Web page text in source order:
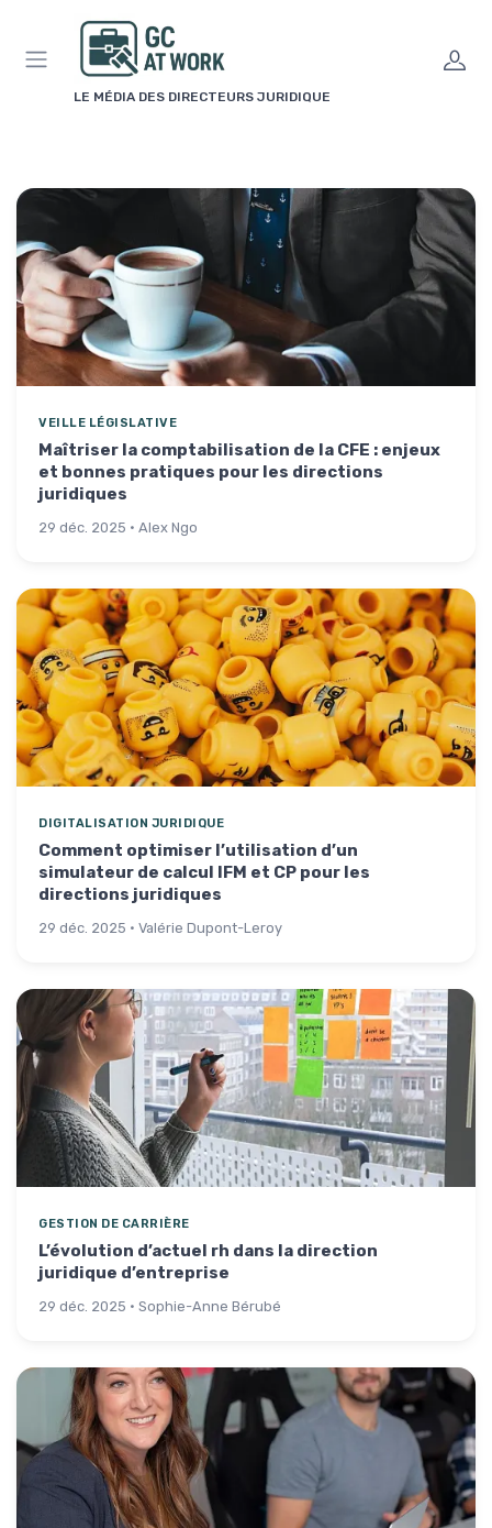
LE MÉDIA DES DIRECTEURS JURIDIQUE
VEILLE LÉGISLATIVE
Maîtriser la comptabilisation de la CFE : enjeux
et bonnes pratiques pour les directions
juridiques
29 déc. 2025 · Alex Ngo
DIGITALISATION JURIDIQUE
Comment optimiser l’utilisation d’un
simulateur de calcul IFM et CP pour les
directions juridiques
29 déc. 2025 · Valérie Dupont-Leroy
GESTION DE CARRIÈRE
L’évolution d’actuel rh dans la direction
juridique d’entreprise
29 déc. 2025 · Sophie-Anne Bérubé